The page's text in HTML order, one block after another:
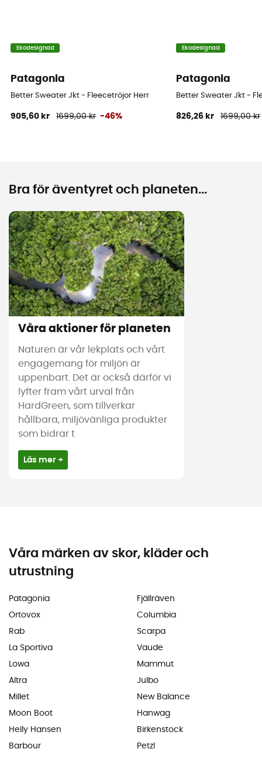
Ekodesignad
Patagonia
Better Sweater Jkt - Fleecetröjor Herr
905,60 kr 1699,00 kr -46%
Ekodesignad
Patagonia
Better Sweater Jkt -
826,26 kr 1699,00 kr
Bra för äventyret och planeten...
Våra aktioner för planeten
Naturen är vår lekplats och vårt
engagemang för miljön är
uppenbart. Det är också därför vi
lyfter fram vårt urval från
HardGreen, som tillverkar
hållbara, miljövänliga produkter
som bidrar t
Läs mer +
Våra märken av skor, kläder och
utrustning
Patagonia
Ortovox
Rab
La Sportiva
Lowa
Altra
Millet
Moon Boot
Helly Hansen
Barbour
Fjällräven
Columbia
Scarpa
Vaude
Mammut
Julbo
New Balance
Hanwag
Birkenstock
Petzl